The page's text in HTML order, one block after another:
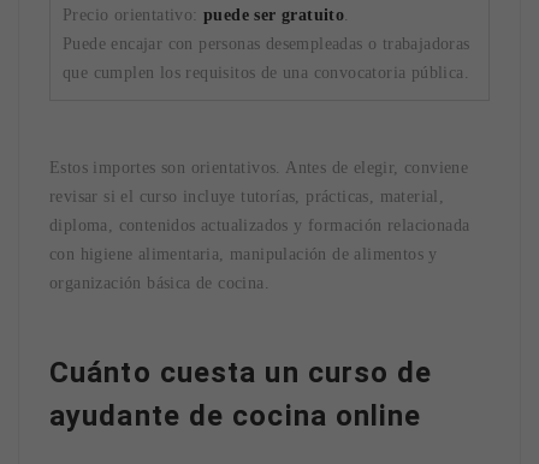
Precio orientativo: puede ser gratuito
Puede encajar con personas desempleadas o trabajadoras
que cumplen los requisitos de una convocatoria pública.
Estos importes son orientativos. Antes de elegir, conviene
revisar si el curso incluye tutorías, prácticas, material,
diploma, contenidos actualizados y formación relacionada
con higiene alimentaria, manipulación de alimentos y
organización básica de cocina.
Cuánto cuesta un curso de
ayudante de cocina online